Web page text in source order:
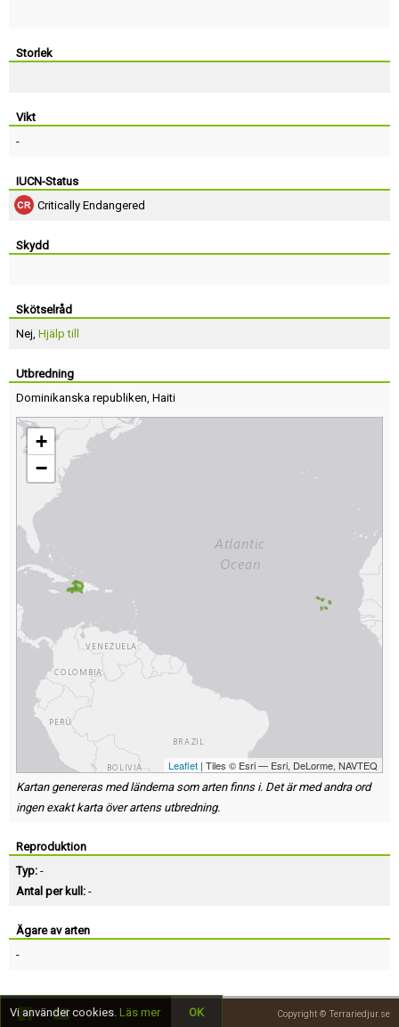
Storlek
Vikt
-
IUCN-Status
Critically Endangered
Skydd
Skötselråd
Nej, Hjälp till
Utbredning
Dominikanska republiken, Haiti
+
−
Leaflet | Tiles © Esri — Esri, DeLorme, NAVTEQ
Kartan genereras med länderna som arten finns i. Det är med andra ord
ingen exakt karta över artens utbredning.
Reproduktion
Typ: -
Antal per kull: -
Ägare av arten
-
Copyright © Terrariedjur.se
Vi använder cookies. Läs mer OK